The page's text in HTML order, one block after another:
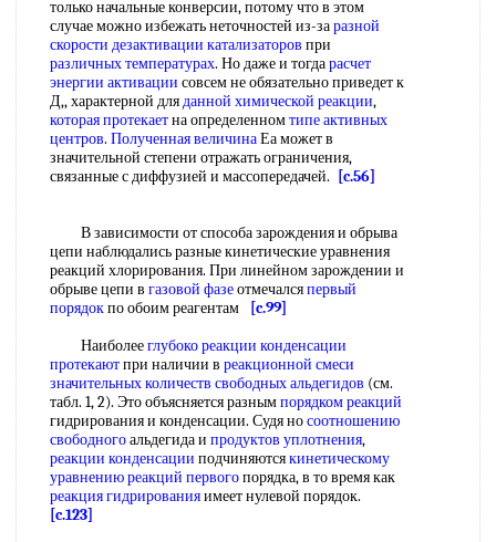
только начальные конверсии, потому что в этом
случае можно избежать неточностей из-заразной
скорости дезактивации катализаторов при
различных температурах. Но даже и тогдарасчет
энергии активации совсем не обязательно приведет к
Д,, характерной дляданной химической реакции,
которая протекаетна определенномтипе активных
центров. Полученная величинаЕа может в
значительной степени отражать ограничения,
связанные с диффузией и массопередачей.
[c.56]
В зависимости от способа зарождения и обрыва
цепи наблюдались разные кинетические уравнения
реакций хлорирования. При линейном зарождении и
обрыве цепи в газовой фазеотмечалсяпервый
порядокпо обоим реагентам
[c.99]
Наиболееглубоко реакции конденсации
протекаютпри наличии в реакционной смеси
значительных количеств свободных альдегидов (см.
табл. 1, 2). Это объясняется разнымпорядком реакций
гидрирования и конденсации. Судя носоотношению
свободногоальдегида и продуктов уплотнения,
реакции конденсации подчиняютсякинетическому
уравнению реакций первогопорядка, в то время как
реакция гидрированияимеет нулевой порядок.
[c.123]